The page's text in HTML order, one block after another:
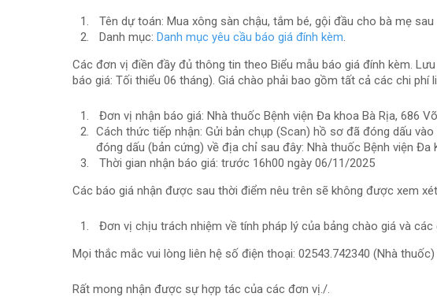
Tên dự toán: Mua xông sàn chậu, tắm bé, gội đầu cho bà mẹ
Danh mục: Danh mục yêu cầu báo giá đính kèm.
Các đơn vị điền đầy đủ thông tin theo Biểu mẫu báo giá đính kèm.
báo giá: Tối thiểu 06 tháng). Giá chào phải bao gồm tất cả các chi phí
Đơn vị nhận báo giá: Nhà thuốc Bệnh viện Đa khoa Bà Rịa, 686
Cách thức tiếp nhận: Gửi bản chụp (Scan) hồ sơ đã đóng dấu vào
đóng dấu (bản cứng) về địa chỉ sau đây: Nhà thuốc Bệnh viện Đa
Thời gian nhận báo giá: trước 16h00 ngày 06/11/2025
Các báo giá nhận được sau thời điểm nêu trên sẽ không được xem
Đơn vị chịu trách nhiệm về tính pháp lý của bảng chào giá và
Mọi thắc mắc vui lòng liên hệ số điện thoại: 02543.742340 (Nhà
Rất mong nhận được sự hợp tác của các đơn vị./.